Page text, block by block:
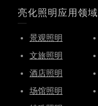
亮化照明应用领域
景观照明
文旅照明
酒店照明
场馆照明